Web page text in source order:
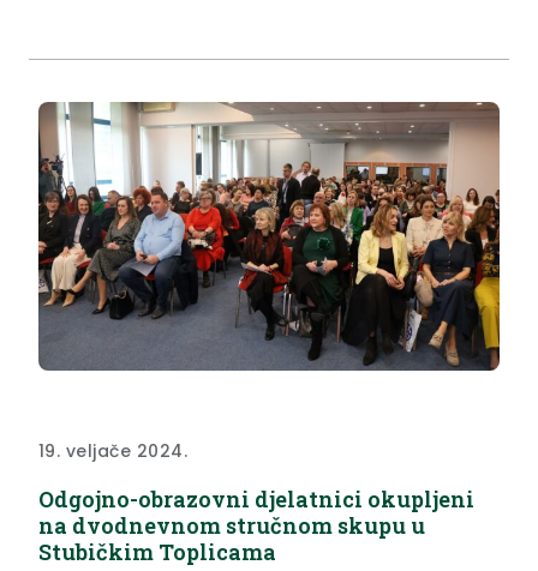
19. veljače 2024.
Odgojno-obrazovni djelatnici okupljeni
na dvodnevnom stručnom skupu u
Stubičkim Toplicama